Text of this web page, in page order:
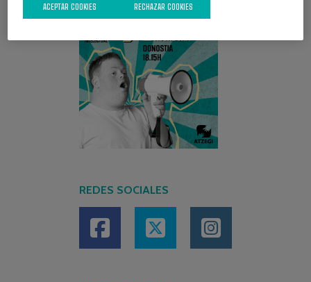
REDES SOCIALES
RECHAZAR COOKIES
ACEPTAR COOKIES